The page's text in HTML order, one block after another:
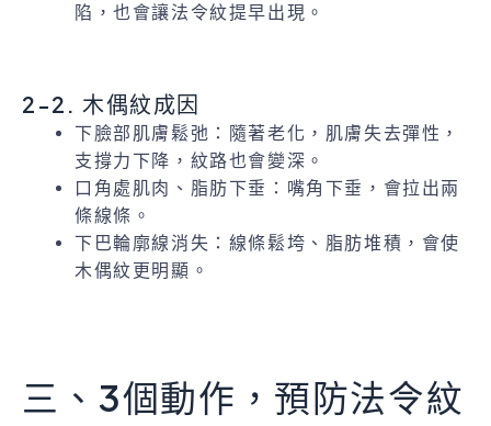
陷，也會讓法令紋提早出現。
2-2. 木偶紋成因
下臉部肌膚鬆弛：隨著老化，肌膚失去彈性，
支撐力下降，紋路也會變深。
口角處肌肉、脂肪下垂：嘴角下垂，會拉出兩
條線條。
下巴輪廓線消失：線條鬆垮、脂肪堆積，會使
木偶紋更明顯。
三、3個動作，預防法令紋